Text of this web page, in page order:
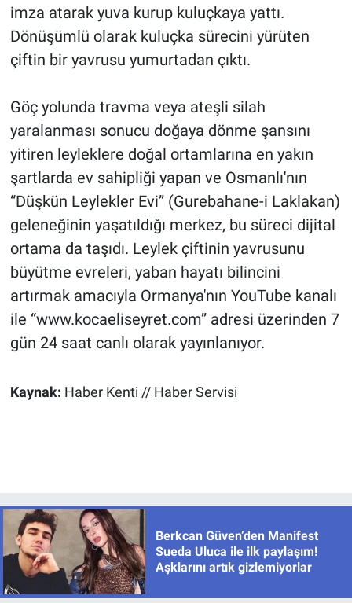
imza atarak yuva kurup kuluçkaya yattı.
Dönüşümlü olarak kuluçka sürecini yürüten
çiftin bir yavrusu yumurtadan çıktı.
Göç yolunda travma veya ateşli silah
yaralanması sonucu doğaya dönme şansını
yitiren leyleklere doğal ortamlarına en yakın
şartlarda ev sahipliği yapan ve Osmanlı'nın
“Düşkün Leylekler Evi” (Gurebahane-i Laklakan)
geleneğinin yaşatıldığı merkez, bu süreci dijital
ortama da taşıdı. Leylek çiftinin yavrusunu
büyütme evreleri, yaban hayatı bilincini
artırmak amacıyla Ormanya'nın YouTube kanalı
ile “www.kocaeliseyret.com” adresi üzerinden 7
gün 24 saat canlı olarak yayınlanıyor.
Kaynak: Haber Kenti // Haber Servisi
Berkcan Güven’den Manifest
Sueda Uluca ile ilk paylaşım!
Aşklarını artık gizlemiyorlar